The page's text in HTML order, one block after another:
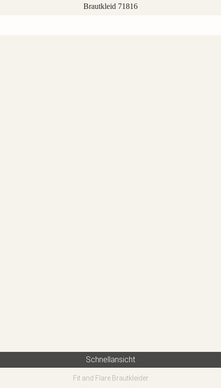
Brautkleid 71816
Schnellansicht
Fit and Flare Brautkleider